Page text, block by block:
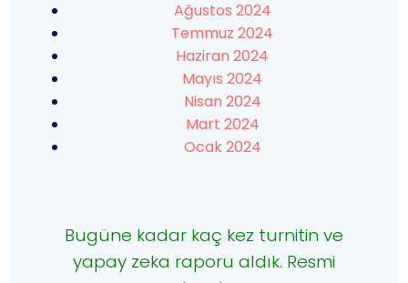
Ağustos 2024
Temmuz 2024
Haziran 2024
Mayıs 2024
Nisan 2024
Mart 2024
Ocak 2024
Bugüne kadar kaç kez turnitin ve
yapay zeka raporu aldık. Resmi